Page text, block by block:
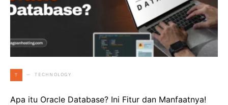
T TECHNOLOGY
Apa itu Oracle Database? Ini Fitur dan Manfaatnya!